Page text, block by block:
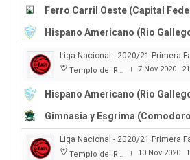
Ferro Carril Oeste (Capital
Hispano Americano (Rio
Liga Nacional - 2020/21 Primera
Templo del Rock | 7 Nov 2020
Hispano Americano (Rio
Gimnasia y Esgrima
Liga Nacional - 2020/21 Primera
Templo del Rock | 10 Nov 2020